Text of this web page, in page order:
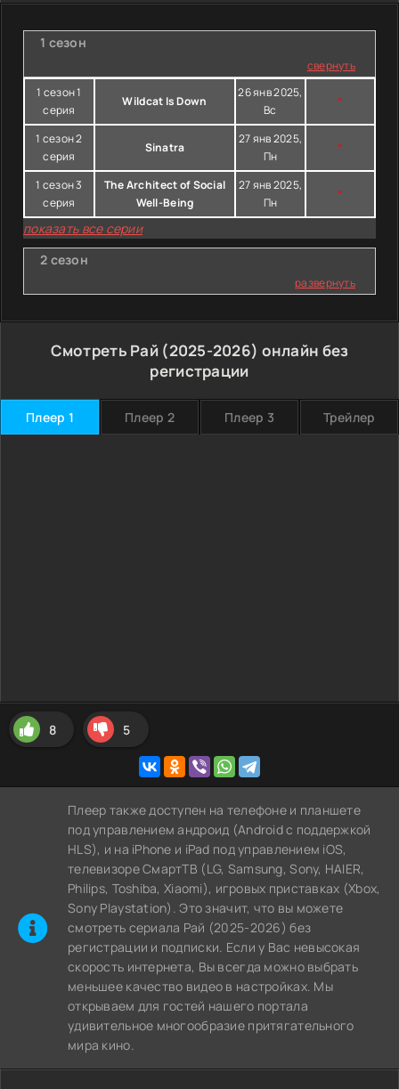
1 сезон
свернуть
1 сезон 1
серия
Wildcat Is Down
26 янв 2025,
Вс
*
1 сезон 2
серия
Sinatra
27 янв 2025,
Пн
*
1 сезон 3
серия
The Architect of Social
Well-Being
27 янв 2025,
Пн
*
показать все серии
2 сезон
развернуть
Смотреть Рай (2025-2026) онлайн без
регистрации
Плеер 1 Плеер 2 Плеер 3 Трейлер
8 5
Плеер также доступен на телефоне и планшете
под управлением андроид (Android с поддержкой
HLS), и на iPhone и iPad под управлением iOS,
телевизоре СмартТВ (LG, Samsung, Sony, HAIER,
Philips, Toshiba, Xiaomi), игровых приставках (Xbox,
Sony Playstation). Это значит, что вы можете
cмотреть сериала Рай (2025-2026) без
регистрации и подписки. Если у Вас невысокая
скорость интернета, Вы всегда можно выбрать
меньшее качество видео в настройках. Мы
открываем для гостей нашего портала
удивительное многообразие притягательного
мира кино.